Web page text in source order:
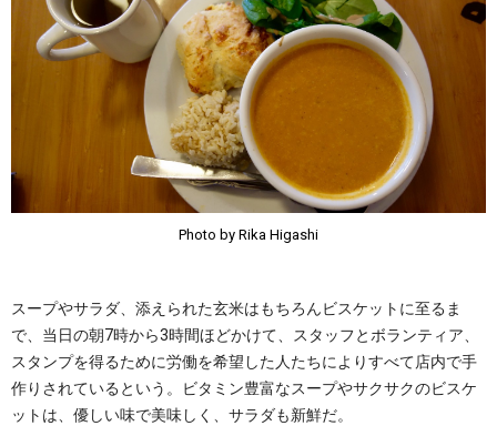
Photo by Rika Higashi
スープやサラダ、添えられた玄米はもちろんビスケットに至るま
で、当日の朝7時から3時間ほどかけて、スタッフとボランティア、
スタンプを得るために労働を希望した人たちによりすべて店内で手
作りされているという。ビタミン豊富なスープやサクサクのビスケ
ットは、優しい味で美味しく、サラダも新鮮だ。